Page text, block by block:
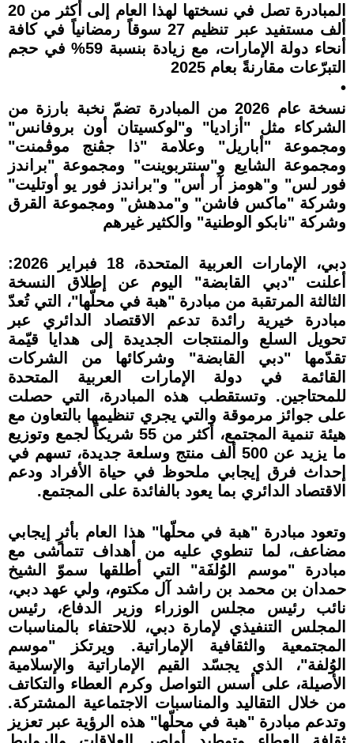
المبادرة تصل في نسختها لهذا العام إلى أكثر من 20
ألف مستفيد عبر تنظيم 27 سوقاً رمضانياً في كافة
أنحاء دولة الإمارات، مع زيادة بنسبة 59% في حجم
التبرّعات مقارنةً بعام 2025
•
نسخة عام 2026 من المبادرة تضمّ نخبة بارزة من
الشركاء مثل "أزاديا" و"لوكسيتان أون بروفانس"
ومجموعة "أباريل" وعلامة "ذا جڤنج موڤمنت"
ومجموعة الشايع و"سنتربوينت" ومجموعة "براندز
فور لس" و"هومز آر أس" و"براندز فور يو أوتليت"
وشركة "ماكس فاشن" و"مدهش" ومجموعة القرق
وشركة "نابكو الوطنية" والكثير غيرهم
دبي، الإمارات العربية المتحدة، 18 فبراير 2026:
أعلنت "دبي القابضة" اليوم عن إطلاق النسخة
الثالثة المرتقبة من مبادرة "هبة في محلّها"، التي تُعدّ
مبادرة خيرية رائدة تدعم الاقتصاد الدائري عبر
تحويل السلع والمنتجات الجديدة إلى هدايا قيّمة
تقدّمها "دبي القابضة" وشركائها من الشركات
القائمة في دولة الإمارات العربية المتحدة
للمحتاجين. وتستقطب هذه المبادرة، التي حصلت
على جوائز مرموقة والتي يجري تنظيمها بالتعاون مع
هيئة تنمية المجتمع، أكثر من 55 شريكاً لجمع وتوزيع
ما يزيد عن 500 ألف منتج وسلعة جديدة، تسهم في
إحداث فرق إيجابي ملحوظ في حياة الأفراد ودعم
الاقتصاد الدائري بما يعود بالفائدة على المجتمع.
وتعود مبادرة "هبة في محلّها" هذا العام بأثرٍ إيجابي
مضاعف، لما تنطوي عليه من أهداف تتماشى مع
مبادرة "موسم الوُلفَة" التي أطلقها سموّ الشيخ
حمدان بن محمد بن راشد آل مكتوم، ولي عهد دبي،
نائب رئيس مجلس الوزراء وزير الدفاع، رئيس
المجلس التنفيذي لإمارة دبي، للاحتفاء بالمناسبات
المجتمعية والثقافية الإماراتية. ويرتكز "موسم
الوُلفة"، الذي يجسّد القيم الإماراتية والإسلامية
الأصيلة، على أسس التواصل وكرم العطاء والتكاتف
من خلال التقاليد والمناسبات الاجتماعية المشتركة.
وتدعم مبادرة "هبة في محلّها" هذه الرؤية عبر تعزيز